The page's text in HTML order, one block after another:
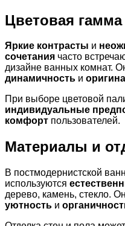
Цветовая гамма
Яркие контрасты и
сочетания часто
дизайне ванных комнат.
динамичность и
При выборе цветовой
индивидуальные
комфорт пользователей.
Материалы и
В постмодернистской
используются
дерево, камень, стекло.
уютность и